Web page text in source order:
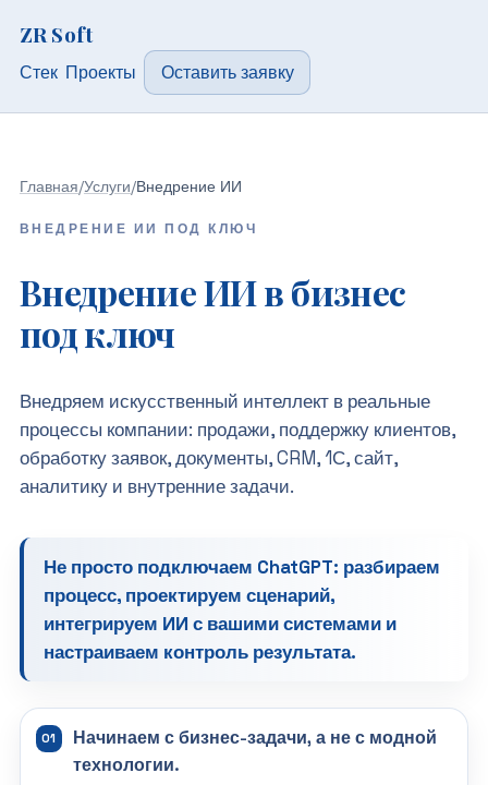
ZR Soft
Стек Проекты Оставить заявку
Главная/Услуги/Внедрение ИИ
ВНЕДРЕНИЕ ИИ ПОД КЛЮЧ
Внедрение ИИ в бизнес
под ключ
Внедряем искусственный интеллект в реальные
процессы компании: продажи, поддержку клиентов,
обработку заявок, документы, CRM, 1С, сайт,
аналитику и внутренние задачи.
Не просто подключаем ChatGPT: разбираем
процесс, проектируем сценарий,
интегрируем ИИ с вашими системами и
настраиваем контроль результата.
Начинаем с бизнес-задачи, а не с модной
технологии.